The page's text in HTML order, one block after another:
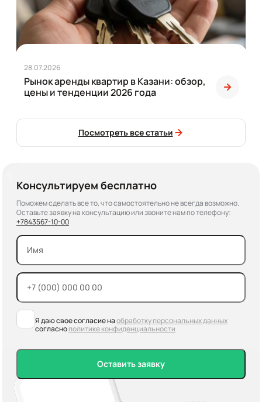
28.07.2026
Рынок аренды квартир в Казани: обзор,
цены и тенденции 2026 года
Посмотреть все статьи
Консультируем бесплатно
Поможем сделать все то, что самостоятельно не всегда возможно.
Оставьте заявку на консультацию или звоните нам по телефону:
+7843567-10-00
Я даю свое согласие наобработку персональных данных
согласнополитике конфиденциальности
Оставить заявку